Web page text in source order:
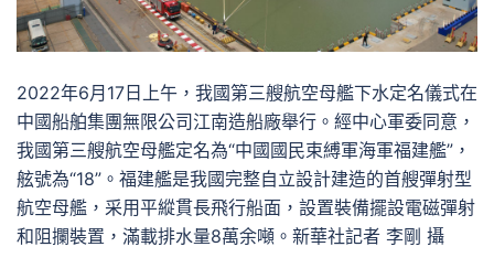
2022年6月17日上午，我國第三艘航空母艦下水定名儀式在
中國船舶集團無限公司江南造船廠舉行。經中心軍委同意，
我國第三艘航空母艦定名為“中國國民束縛軍海軍福建艦”，
舷號為“18”。福建艦是我國完整自立設計建造的首艘彈射型
航空母艦，采用平縱貫長飛行船面，設置裝備擺設電磁彈射
和阻攔裝置，滿載排水量8萬余噸。新華社記者 李剛 攝